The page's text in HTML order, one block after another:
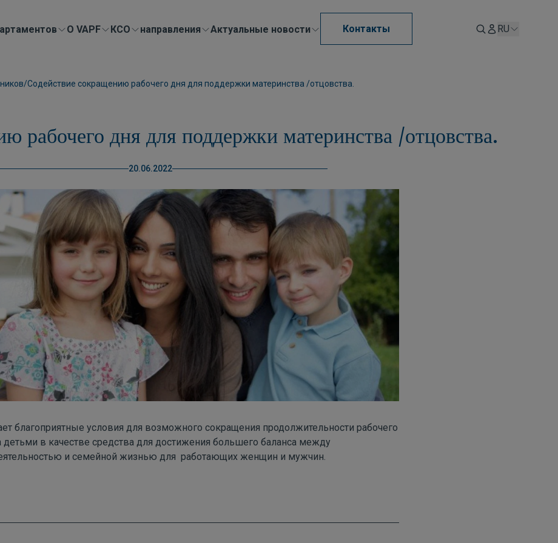
О VAPF КСО направления Актуальные новости Контакты RU
/Содействие сокращению рабочего дня для поддержки материнства /отцовства.
рабочего дня для поддержки материнства /отцовства.
20.06.2022
благоприятные условия для возможного сокращения продолжительности рабочего
детьми в качестве средства для достижения большего баланса между
и семейной жизнью для работающих женщин и мужчин.